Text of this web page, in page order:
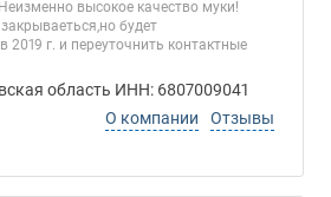
высокое качество муки!
будет
2019 г. и переуточнить контактные
область ИНН: 6807009041
О компании
Отзывы